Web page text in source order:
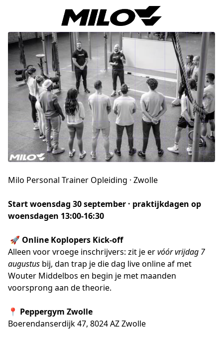
Milo Personal Trainer Opleiding · Zwolle
Start woensdag 30 september · praktijkdagen op
woensdagen 13:00-16:30
🚀 Online Koplopers Kick-off
Alleen voor vroege inschrijvers: zit je er vóór vrijdag 7
augustus bij, dan trap je die dag live online af met
Wouter Middelbos en begin je met maanden
voorsprong aan de theorie.
📍 Peppergym Zwolle
Boerendanserdijk 47, 8024 AZ Zwolle